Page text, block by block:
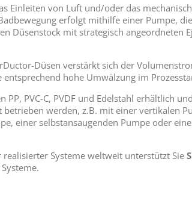
Einleiten von Luft und/oder das
erfolgt mithilfe einer Pumpe,
Düsenstock mit strategisch angeordneten
Düsen verstärkt sich der
hohe Umwälzung im
PP, PVC-C, PVDF und Edelstahl erhältlich
werden, z.B. mit einer vertikalen
einer selbstansaugenden Pumpe oder
Systeme weltweit unterstützt Sie